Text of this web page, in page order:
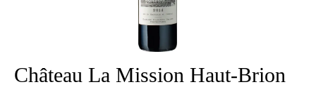
Château La Mission Haut-Brion